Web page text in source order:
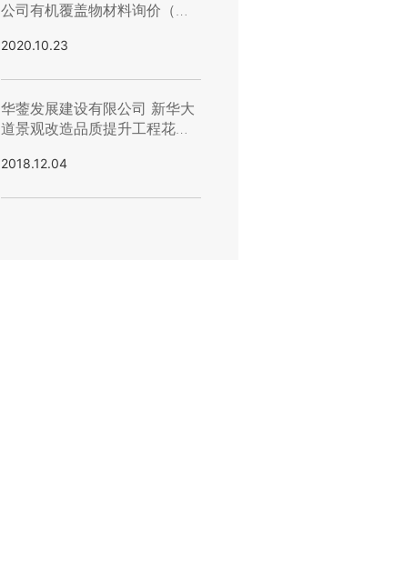
公司有机覆盖物材料询价（第
2020.10.23
华蓥发展建设有限公司 新华大
道景观改造品质提升工程花岗
2018.12.04